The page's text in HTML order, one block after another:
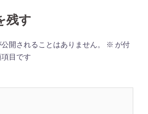
残す
開されることはありません。 ※ が付
目です